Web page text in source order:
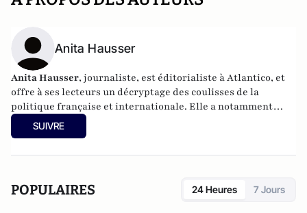
Anita Hausser
Anita Hausser, journaliste, est éditorialiste à Atlantico, et
offre à ses lecteurs un décryptage des coulisses de la
politique française et internationale. Elle a notamment
publiéSarkozy, itinéraire d'une ambition
l'Archipel, 2003). Elle a également réalisé les documentaires
SUIVRE
POPULAIRES 24 Heures 7 Jours